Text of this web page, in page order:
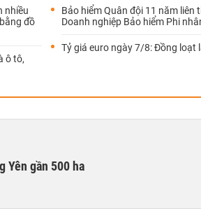
nhiều
đồ
ô tô,
Bảo hiểm Quân đội 11 năm liên
Doanh nghiệp Bảo hiểm Phi
Tỷ giá euro ngày 7/8: Đồng loạt
Yên gần 500 ha